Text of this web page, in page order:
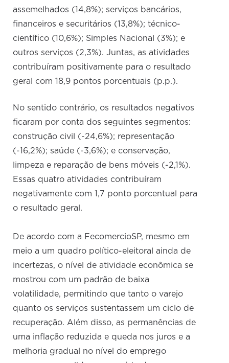
assemelhados (14,8%); serviços bancários,
financeiros e securitários (13,8%); técnico-
científico (10,6%); Simples Nacional (3%); e
outros serviços (2,3%). Juntas, as atividades
contribuíram positivamente para o resultado
geral com 18,9 pontos porcentuais (p.p.).
No sentido contrário, os resultados negativos
ficaram por conta dos seguintes segmentos:
construção civil (-24,6%); representação
(-16,2%); saúde (-3,6%); e conservação,
limpeza e reparação de bens móveis (-2,1%).
Essas quatro atividades contribuíram
negativamente com 1,7 ponto porcentual para
o resultado geral.
De acordo com a FecomercioSP, mesmo em
meio a um quadro político-eleitoral ainda de
incertezas, o nível de atividade econômica se
mostrou com um padrão de baixa
volatilidade, permitindo que tanto o varejo
quanto os serviços sustentassem um ciclo de
recuperação. Além disso, as permanências de
uma inflação reduzida e queda nos juros e a
melhoria gradual no nível do emprego